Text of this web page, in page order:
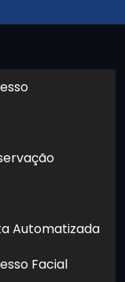
Automatizada
Facial